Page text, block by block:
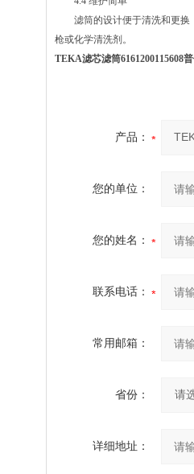
滤筒的设计便于清洗和更换，
枪或化学清洗剂。
TEKA滤芯滤筒6161200115608
产品：
您的单位：
您的姓名：
联系电话：
常用邮箱：
省份：
详细地址：